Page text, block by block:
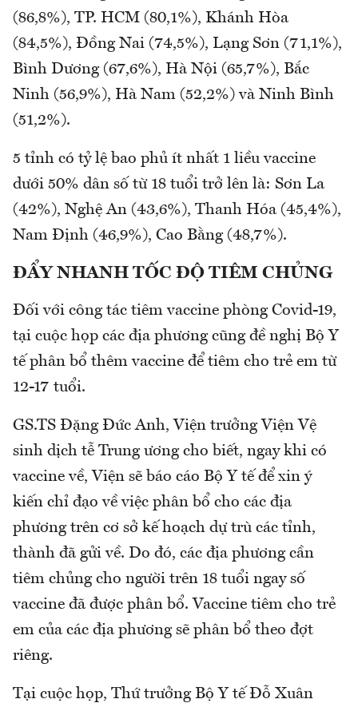
(86,8%), TP. HCM (80,1%), Khánh Hòa
(84,5%), Đồng Nai (74,5%), Lạng Sơn (71,1%),
Bình Dương (67,6%), Hà Nội (65,7%), Bắc
Ninh (56,9%), Hà Nam (52,2%) và Ninh Bình
(51,2%).
5 tỉnh có tỷ lệ bao phủ ít nhất 1 liều vaccine
dưới 50% dân số từ 18 tuổi trở lên là: Sơn La
(42%), Nghệ An (43,6%), Thanh Hóa (45,4%),
Nam Định (46,9%), Cao Bằng (48,7%).
ĐẨY NHANH TỐC ĐỘ TIÊM CHỦNG
Đối với công tác tiêm vaccine phòng Covid-19,
tại cuộc họp các địa phương cũng đề nghị Bộ Y
tế phân bổ thêm vaccine để tiêm cho trẻ em từ
12-17 tuổi.
GS.TS Đặng Đức Anh, Viện trưởng Viện Vệ
sinh dịch tễ Trung ương cho biết, ngay khi có
vaccine về, Viện sẽ báo cáo Bộ Y tế để xin ý
kiến chỉ đạo về việc phân bổ cho các địa
phương trên cơ sở kế hoạch dự trù các tỉnh,
thành đã gửi về. Do đó, các địa phương cần
tiêm chủng cho người trên 18 tuổi ngay số
vaccine đã được phân bổ. Vaccine tiêm cho trẻ
em của các địa phương sẽ phân bổ theo đợt
riêng.
Tại cuộc họp, Thứ trưởng Bộ Y tế Đỗ Xuân